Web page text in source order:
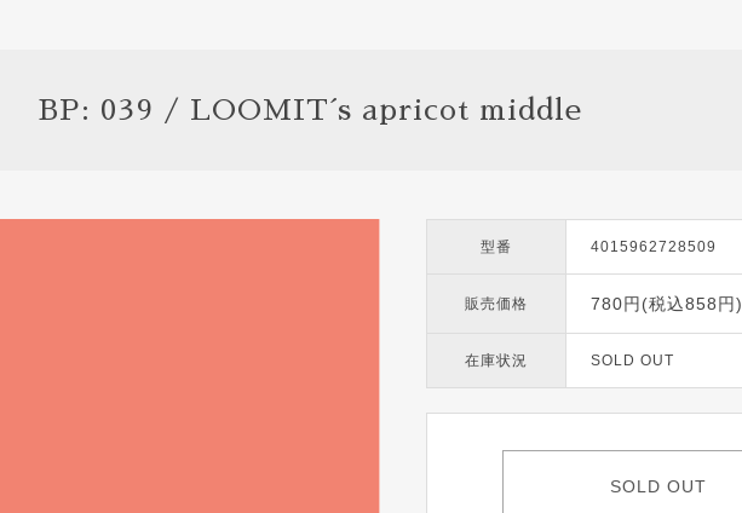
BP: 039 / LOOMIT´s apricot middle
型番 4015962728509
販売価格 780円(税込858円)
在庫状況 SOLD OUT
SOLD OUT